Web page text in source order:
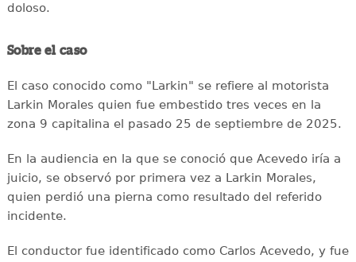
doloso.
Sobre el caso
El caso conocido como "Larkin" se refiere al motorista
Larkin Morales quien fue embestido tres veces en la
zona 9 capitalina el pasado 25 de septiembre de 2025.
En la audiencia en la que se conoció que Acevedo iría a
juicio, se observó por primera vez a Larkin Morales,
quien perdió una pierna como resultado del referido
incidente.
El conductor fue identificado como Carlos Acevedo, y fue